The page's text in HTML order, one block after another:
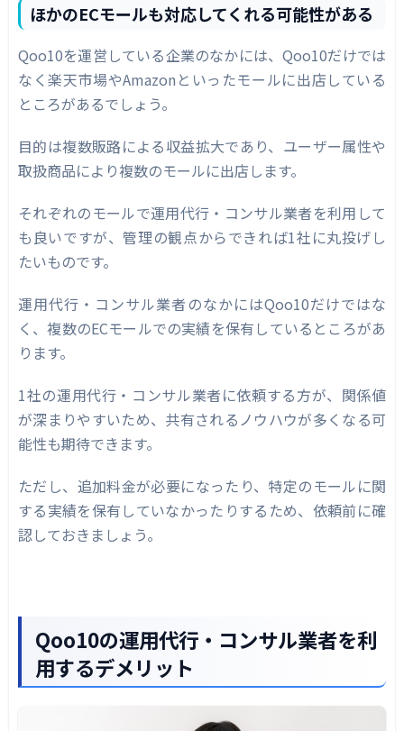
ほかのECモールも対応してくれる可能性がある
Qoo10を運営している企業のなかには、Qoo10だけでは
なく楽天市場やAmazonといったモールに出店している
ところがあるでしょう。
目的は複数販路による収益拡大であり、ユーザー属性や
取扱商品により複数のモールに出店します。
それぞれのモールで運用代行・コンサル業者を利用して
も良いですが、管理の観点からできれば1社に丸投げし
たいものです。
運用代行・コンサル業者のなかにはQoo10だけではな
く、複数のECモールでの実績を保有しているところがあ
ります。
1社の運用代行・コンサル業者に依頼する方が、関係値
が深まりやすいため、共有されるノウハウが多くなる可
能性も期待できます。
ただし、追加料金が必要になったり、特定のモールに関
する実績を保有していなかったりするため、依頼前に確
認しておきましょう。
Qoo10の運用代行・コンサル業者を利
用するデメリット